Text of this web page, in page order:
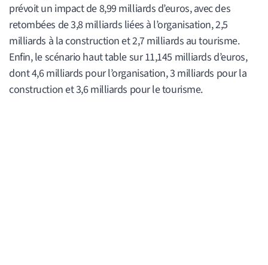
prévoit un impact de 8,99 milliards d’euros, avec des
retombées de 3,8 milliards liées à l’organisation, 2,5
milliards à la construction et 2,7 milliards au tourisme.
Enfin, le scénario haut table sur 11,145 milliards d’euros,
dont 4,6 milliards pour l’organisation, 3 milliards pour la
construction et 3,6 milliards pour le tourisme.